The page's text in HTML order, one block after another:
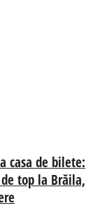
casa de bilete:
top la Brăila,